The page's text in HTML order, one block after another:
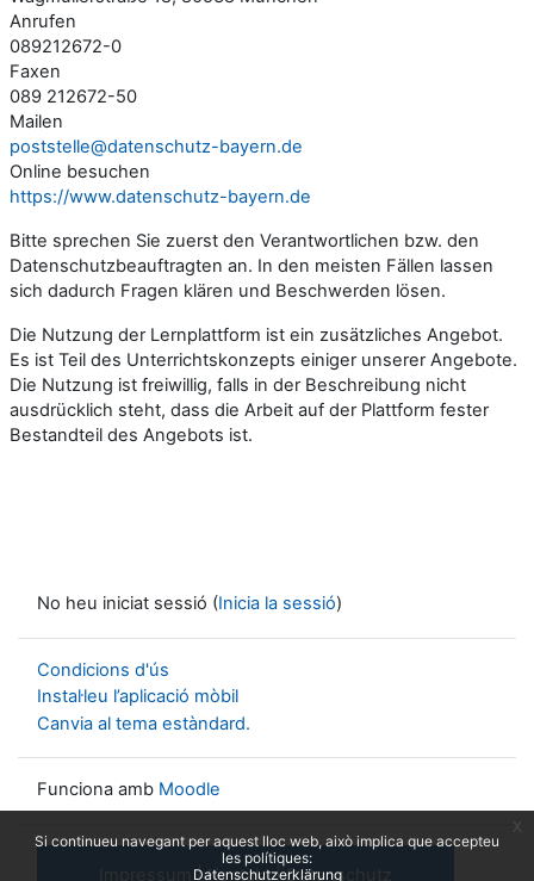
Si continueu navegant per aquest lloc web, això implica que accepteu
les polítiques:
Datenschutzerklärung
x
Anrufen
089212672-0
Faxen
089 212672-50
Mailen
poststelle@datenschutz-bayern.de
Online besuchen
https://www.datenschutz-bayern.de
Bitte sprechen Sie zuerst den Verantwortlichen bzw. den
Datenschutzbeauftragten an. In den meisten Fällen lassen
sich dadurch Fragen klären und Beschwerden lösen.
Die Nutzung der Lernplattform ist ein zusätzliches Angebot.
Es ist Teil des Unterrichtskonzepts einiger unserer Angebote.
Die Nutzung ist freiwillig, falls in der Beschreibung nicht
ausdrücklich steht, dass die Arbeit auf der Plattform fester
Bestandteil des Angebots ist.
No heu iniciat sessió (Inicia la sessió)
Condicions d'ús
Instal·leu l’aplicació mòbil
Canvia al tema estàndard.
Funciona amb Moodle
Impressum |Kontakt|Datenschutz